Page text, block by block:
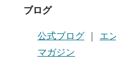
ブログ
公式ブログ ｜ エ
マガジン